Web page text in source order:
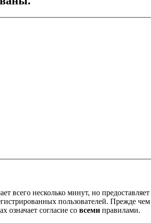
всего несколько минут, но
пользователей. Прежде чем
согласие со всеми правилами.